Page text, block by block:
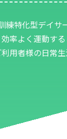
練特化型デイサ
率よく運動す
用者様の日常